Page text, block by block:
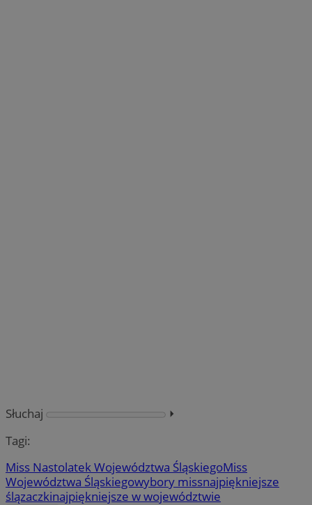
Słuchaj
⏵︎
Tagi:
Miss Nastolatek Województwa ŚląskiegoMiss
Województwa Śląskiegowybory missnajpiękniejsze
ślązaczkinajpiękniejsze w województwie